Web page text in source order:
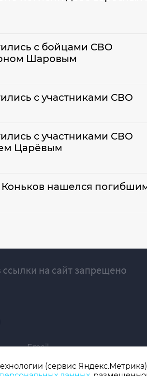
с бойцами СВО
Шаровым
с участниками СВО
с участниками СВО
Царёвым
нашелся
на сайт запрещено
Email
(сервис